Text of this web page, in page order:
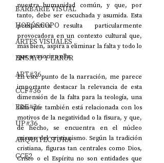
BARBARIE VISUAL
HORÓSCOPO
ARTES VISUALES
ENSAYO Y ERROR
ART#36
CCF#36
E&E#36
UP#36
ARQUITECTURA
CCF2
nuestra humanidad común, y que, por
tanto, debe ser escuchada y asumida. Esta
perspectiva resulta particularmente
provocadora en un contexto cultural que,
más bien, aspira a eliminar la falta y todo lo
que se asocia a ella.
En este punto de la narración, me parece
importante destacar la relevancia de esta
dimensión de la falta para la teología, una
falta que también está relacionada con los
motivos de la negatividad o la fisura, y que,
de hecho, se encuentra en el núcleo
mismo del cristianismo. Según la tradición
cristiana, figuras tan centrales como Dios,
Cristo o el Espíritu no son entidades que